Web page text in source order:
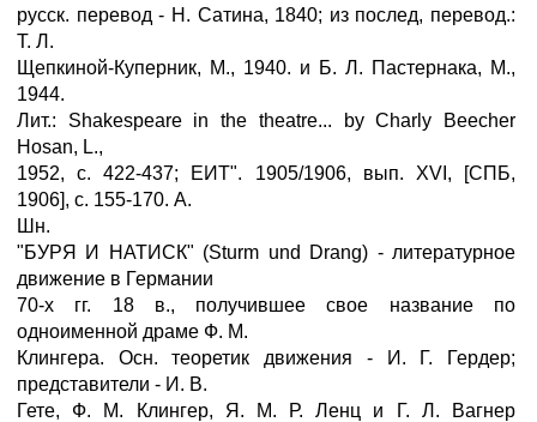
русск. перевод - Н. Сатина, 1840; из послед, перевод.:
Т. Л.
Щепкиной-Куперник, M., 1940. и Б. Л. Пастернака, M.,
1944.
Лит.: Shakespeare in the theatre... by Charly Beecher
Hosan, L.,
1952, с. 422-437; ЕИТ". 1905/1906, вып. XVI, [СПБ,
1906], с. 155-170. А.
Шн.
"БУРЯ И НАТИСК" (Sturm und Drang) - литературное
движение в Германии
70-х гг. 18 в., получившее свое название по
одноименной драме Ф. M.
Клингера. Осн. теоретик движения - И. Г. Гердер;
представители - И. В.
Гете, Ф. M. Клингер, Я. M. Р. Ленц и Г. Л. Вагнер